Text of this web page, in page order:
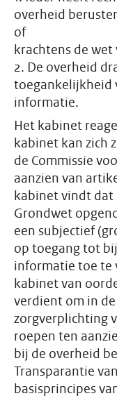
overheid
of
krachtens de
2. De overheid
toegankelijkheid
informatie.
Het kabinet
kabinet kan zich
de Commissie
aanzien van
kabinet vindt dat
Grondwet
een subjectief
op toegang tot
informatie toe te
kabinet van
verdient om in
zorgverplichting
roepen ten
bij de overheid
Transparantie
basisprincipes